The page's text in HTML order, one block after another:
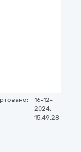
16-12-
2024,
15:49:28